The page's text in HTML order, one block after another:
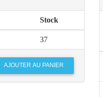
Stock
37